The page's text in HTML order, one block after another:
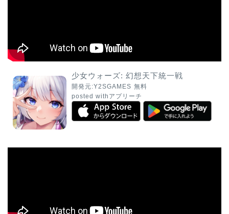
少女ウォーズ: 幻想天下統一戦
開発元:Y2SGAMES 無料
posted with アプリーチ